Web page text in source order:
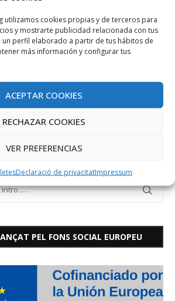
utilizamos cookies propias y de terceros para
y mostrarte publicidad relacionada con tus
un perfil elaborado a partir de tus hábitos de
más información y configurar tus
ACEPTAR COOKIES
RECHAZAR COOKIES
VER PREFERENCIAS
Declaració de privacitatImpressum
INTEROPERABILITAT SALUT
PEL FONS SOCIAL EUROPEU